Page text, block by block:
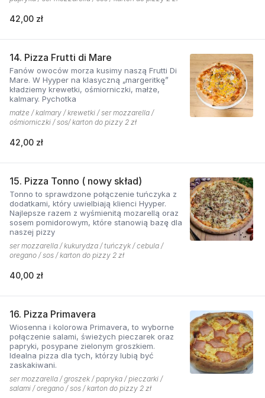
42,00 zł
14. Pizza Frutti di Mare
Fanów owoców morza kusimy naszą Frutti Di
Mare. W Hyyper na klasyczną „margeritkę”
kładziemy krewetki, ośmiorniczki, małże,
kalmary. Pychotka
małże / kalmary / krewetki / ser mozzarella /
ośmiorniczki / sos/ karton do pizzy 2 zł
42,00 zł
15. Pizza Tonno ( nowy skład)
Tonno to sprawdzone połączenie tuńczyka z
dodatkami, który uwielbiają klienci Hyyper.
Najlepsze razem z wyśmienitą mozarellą oraz
sosem pomidorowym, które stanowią bazę dla
naszej pizzy
ser mozzarella / kukurydza / tuńczyk / cebula /
oregano / sos / karton do pizzy 2 zł
40,00 zł
16. Pizza Primavera
Wiosenna i kolorowa Primavera, to wyborne
połączenie salami, świeżych pieczarek oraz
papryki, posypane zielonym groszkiem.
Idealna pizza dla tych, którzy lubią być
zaskakiwani.
ser mozzarella / groszek / papryka / pieczarki /
salami / oregano / sos / karton do pizzy 2 zł